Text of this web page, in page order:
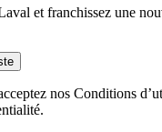
et franchissez une
nos Conditions